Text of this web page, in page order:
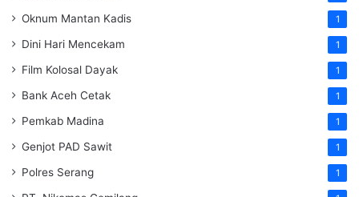
Oknum Mantan Kadis 1
Dini Hari Mencekam 1
Film Kolosal Dayak 1
Bank Aceh Cetak 1
Pemkab Madina 1
Genjot PAD Sawit 1
Polres Serang 1